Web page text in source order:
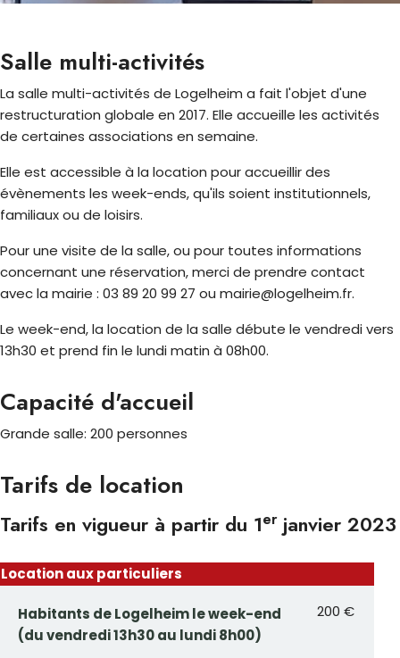
Salle multi-activités
La salle multi-activités de Logelheim a fait l'objet d'une
restructuration globale en 2017. Elle accueille les activités
de certaines associations en semaine.
Elle est accessible à la location pour accueillir des
évènements les week-ends, qu'ils soient institutionnels,
familiaux ou de loisirs.
Pour une visite de la salle, ou pour toutes informations
concernant une réservation, merci de prendre contact
avec la mairie : 03 89 20 99 27 ou mairie@logelheim.fr.
Le week-end, la location de la salle débute le vendredi vers
13h30 et prend fin le lundi matin à 08h00.
Capacité d'accueil
Grande salle: 200 personnes
Tarifs de location
Tarifs en vigueur à partir du 1erjanvier 2023
Location aux particuliers
Habitants de Logelheim le week-end
(du vendredi 13h30 au lundi 8h00)
200 €